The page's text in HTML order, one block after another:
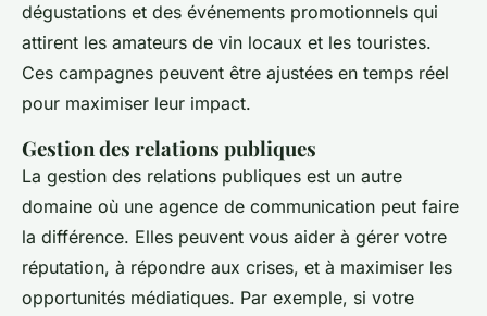
dégustations et des événements promotionnels qui
attirent les amateurs de vin locaux et les touristes.
Ces campagnes peuvent être ajustées en temps réel
pour maximiser leur impact.
Gestion des relations publiques
La gestion des relations publiques est un autre
domaine où une agence de communication peut faire
la différence. Elles peuvent vous aider à gérer votre
réputation, à répondre aux crises, et à maximiser les
opportunités médiatiques. Par exemple, si votre